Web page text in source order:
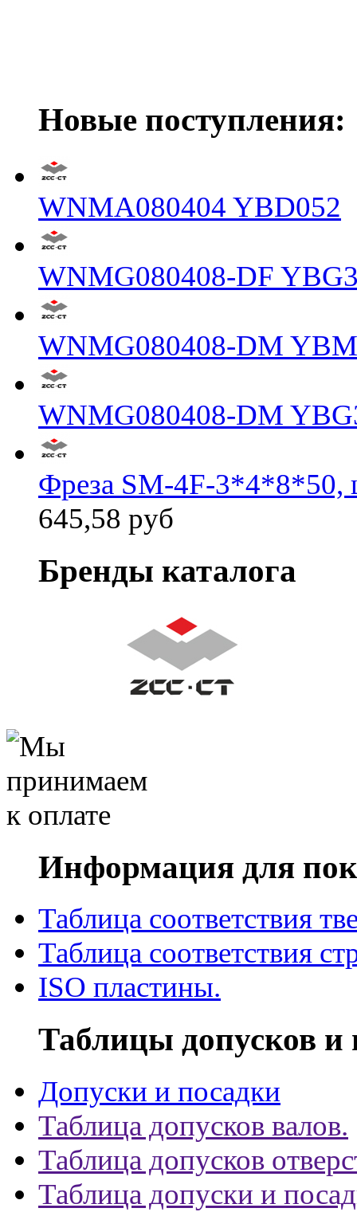
Новые поступления:
WNMA080404 YBD052
WNMG080408-DF
WNMG080408-DM
WNMG080408-DM
Фреза SM-4F-3*4*8*50,
645,58 руб
Бренды каталога
Информация для
Таблица соответствия
Таблица соответствия
ISO пластины.
Таблицы допусков и
Допуски и посадки
Таблица допусков валов.
Таблица допусков
Таблица допуски и